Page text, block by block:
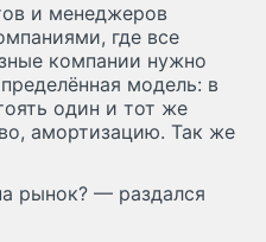
и менеджеров
где все
компании нужно
модель: в
один и тот же
амортизацию. Так же
рынок? — раздался